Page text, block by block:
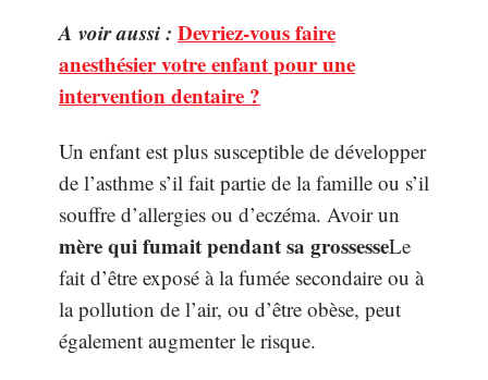
A voir aussi : Devriez-vous faire
anesthésier votre enfant pour une
intervention dentaire ?
Un enfant est plus susceptible de développer
de l’asthme s’il fait partie de la famille ou s’il
souffre d’allergies ou d’eczéma. Avoir un
mère qui fumait pendant sa grossesseLe
fait d’être exposé à la fumée secondaire ou à
la pollution de l’air, ou d’être obèse, peut
également augmenter le risque.